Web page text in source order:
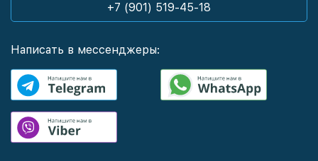
+7 (901) 519-45-18
Написать в мессенджеры: